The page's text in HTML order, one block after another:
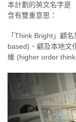
本計劃的英文名字是
含有雙重意思：
「Think Bright」顧
based)、顧及本地文
維 (higher order